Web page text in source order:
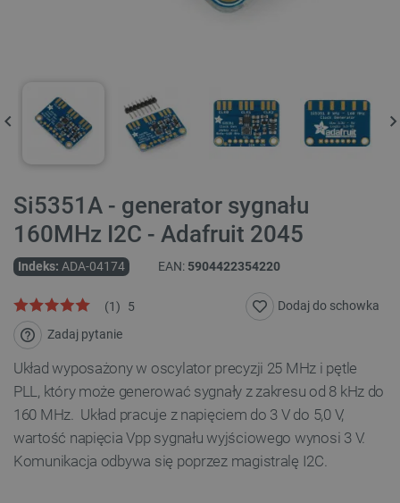
Si5351A - generator sygnału
160MHz I2C - Adafruit 2045
Indeks: ADA-04174 EAN: 5904422354220
5
(1)
Zadaj pytanie
Dodaj do schowka
Układ wyposażony w oscylator precyzji 25 MHz i pętle
PLL, który może generować sygnały z zakresu od 8 kHz do
160 MHz. Układ pracuje z napięciem do 3 V do 5,0 V,
wartość napięcia Vpp sygnału wyjściowego wynosi 3 V.
Komunikacja odbywa się poprzez magistralę I2C.